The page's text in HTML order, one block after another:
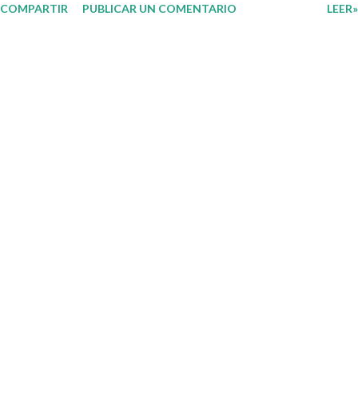
su interés con el material que les compartimos para que así, mediante
COMPARTIR PUBLICAR UN COMENTARIO LEER»